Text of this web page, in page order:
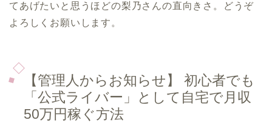
てあげたいと思うほどの梨乃さんの直向きさ。どうぞ
よろしくお願いします。
【管理人からお知らせ】 初心者でも
「公式ライバー」として自宅で月収
50万円稼ぐ方法